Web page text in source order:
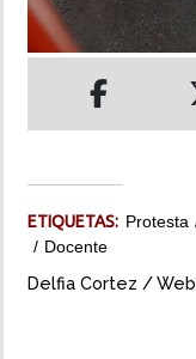
IMPRESO
ETIQUETAS: Protesta
Docente
Delfia Cortez / Web